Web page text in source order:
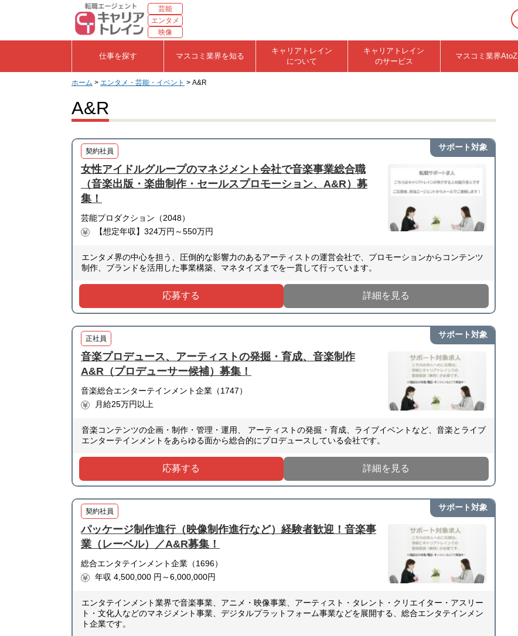
芸能
エンタメ
映像
仕事を探す マスコミ業界を知る
キャリアトレイン
について
キャリアトレイン
のサービス
マスコミ業界AtoZ
ホーム > エンタメ・芸能・イベント > A&R
A&R
サポート対象
契約社員
女性アイドルグループのマネジメント会社で音楽事業総合職
（音楽出版・楽曲制作・セールスプロモーション、A&R）募
集！
芸能プロダクション（2048）
【想定年収】324万円～550万円
エンタメ界の中心を担う、圧倒的な影響力のあるアーティストの運営会社で、プロモーションからコンテンツ
制作、ブランドを活用した事業構築、マネタイズまでを一貫して行っています。
応募する 詳細を見る
サポート対象
正社員
音楽プロデュース、アーティストの発掘・育成、音楽制作
A&R（プロデューサー候補）募集！
音楽総合エンターテインメント企業（1747）
月給25万円以上
音楽コンテンツの企画・制作・管理・運用、 アーティストの発掘・育成、ライブイベントなど、音楽とライブ
エンターテインメントをあらゆる面から総合的にプロデュースしている会社です。
応募する 詳細を見る
サポート対象
契約社員
パッケージ制作進行（映像制作進行など）経験者歓迎！音楽事
業（レーベル）／A&R募集！
総合エンタテインメント企業（1696）
年収 4,500,000 円～6,000,000円
エンタテインメント業界で音楽事業、アニメ・映像事業、アーティスト・タレント・クリエイター・アスリー
ト・文化人などのマネジメント事業、デジタルプラットフォーム事業などを展開する、総合エンタテインメン
ト企業です。